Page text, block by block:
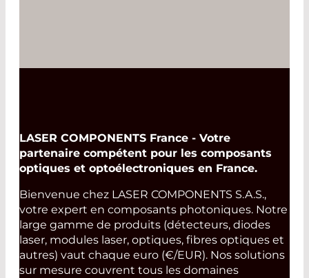
LASER COMPONENTS France - Votre
partenaire compétent pour les composants
optiques et optoélectroniques en France.
Bienvenue chez LASER COMPONENTS S.A.S.,
votre expert en composants photoniques. Notre
large gamme de produits (détecteurs, diodes
laser, modules laser, optiques, fibres optiques et
autres) vaut chaque euro (€/EUR). Nos solutions
sur mesure couvrent tous les domaines